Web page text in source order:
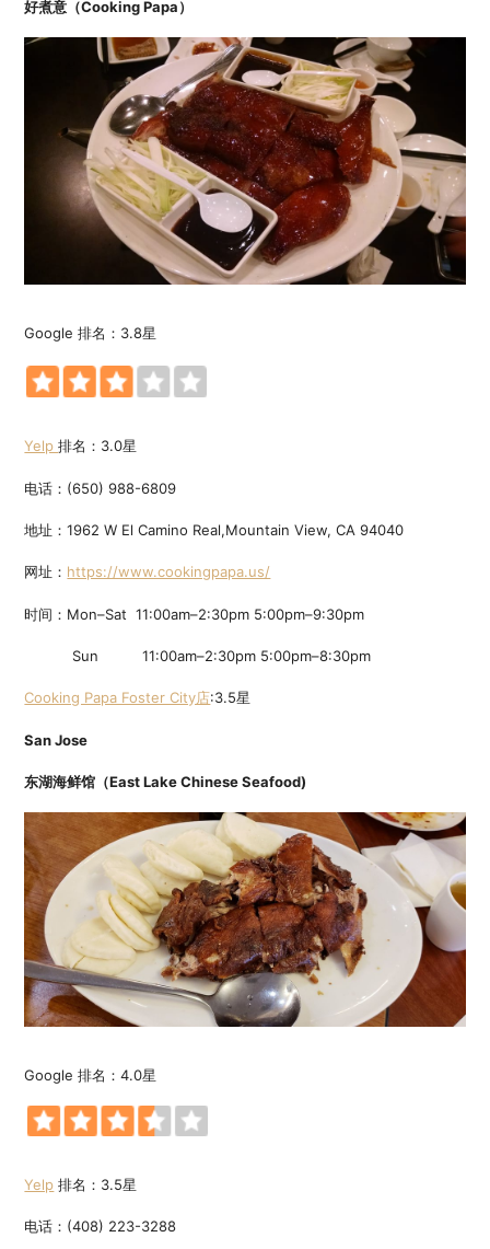
好煮意（Cooking Papa）
Google 排名：3.8星
Yelp排名：3.0星
电话：(650) 988-6809
地址：1962 W El Camino Real,Mountain View, CA 94040
网址： https://www.cookingpapa.us/
时间：Mon–Sat 11:00am–2:30pm 5:00pm–9:30pm
Sun 11:00am–2:30pm 5:00pm–8:30pm
Cooking Papa Foster City店:3.5星
San Jose
东湖海鲜馆（East Lake Chinese Seafood)
Google 排名：4.0星
Yelp 排名：3.5星
电话：(408) 223-3288